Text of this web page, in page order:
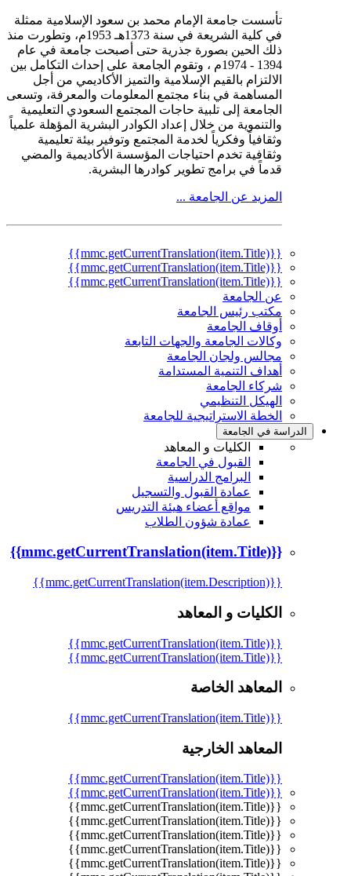
تأسست جامعة الإمام محمد بن سعود الإسلامية ممثلة
في كلية الشريعة في سنة 1373هـ 1953م، وتطورت منذ
ذلك الحين بصورة جذرية حتى أصبحت جامعة في عام
1394 - 1974م ، وتقوم الجامعة على إحداث التكامل بين
الالتزام بالقيم الإسلامية والتميز الأكاديمي من أجل
المساهمة في بناء مجتمع المعلومات والمعرفة، وتسعى
الجامعة إلى تلبية حاجات المجتمع السعودي التعليمية
والتنموية من خلال إعداد الكوادر البشرية المؤهلة علمياً
وثقافياً وفكرياً لخدمة المجتمع وتوفير بيئة تعليمية
وثقافية تخدم احتياجات المؤسسة الأكاديمية والمضي
قدماً في برامج تطوير كوادرها البشرية.
المزيد عن الجامعة ...
{{mmc.getCurrentTranslation(item.Title)}}
{{mmc.getCurrentTranslation(item.Title)}}
{{mmc.getCurrentTranslation(item.Title)}}
عن الجامعة
مكتب رئيس الجامعة
أوقاف الجامعة
وكالات الجامعة والجهات التابعة
مجالس ولجان الجامعة
أهداف التنمية المستدامة
شركاء الجامعة
الهيكل التنظيمي
الخطة الاستراتيجية للجامعة
الدراسة في الجامعة
الكليات و المعاهد
القبول في الجامعة
البرامج الدراسية
عمادة القبول والتسجيل
مواقع أعضاء هيئة التدريس
عمادة شؤون الطلاب
{{mmc.getCurrentTranslation(item.Title)}}
{{mmc.getCurrentTranslation(item.Description)}}
الكليات و المعاهد
{{mmc.getCurrentTranslation(item.Title)}}
{{mmc.getCurrentTranslation(item.Title)}}
المعاهد الخاصة
{{mmc.getCurrentTranslation(item.Title)}}
المعاهد الخارجية
{{mmc.getCurrentTranslation(item.Title)}}
{{mmc.getCurrentTranslation(item.Title)}}
{{mmc.getCurrentTranslation(item.Title)}}
{{mmc.getCurrentTranslation(item.Title)}}
{{mmc.getCurrentTranslation(item.Title)}}
{{mmc.getCurrentTranslation(item.Title)}}
{{mmc.getCurrentTranslation(item.Title)}}